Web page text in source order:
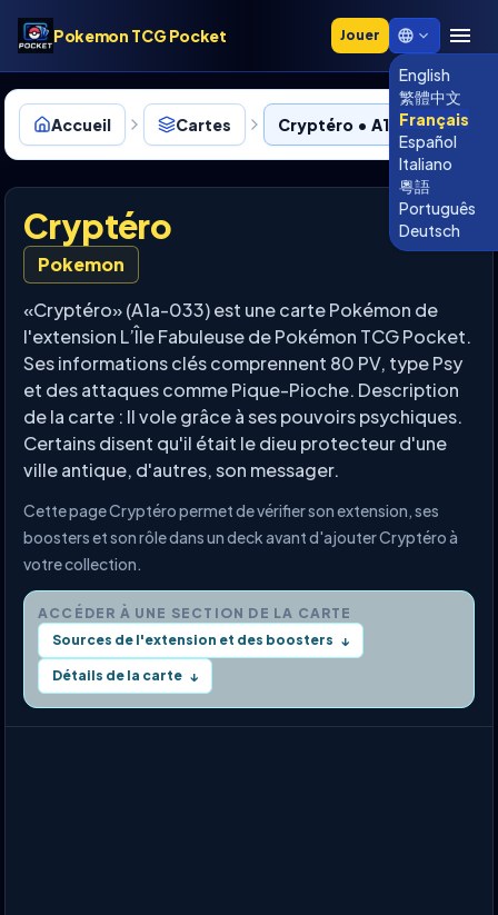
Pokemon TCG Pocket Jouer
English
繁體中文
Français
Español
Italiano
粵語
Português
Deutsch
Accueil Cartes Cryptéro • A1a-033
Cryptéro
Pokemon
«Cryptéro» (A1a-033) est une carte Pokémon de
l'extension L’Île Fabuleuse de Pokémon TCG Pocket.
Ses informations clés comprennent 80 PV, type Psy
et des attaques comme Pique-Pioche. Description
de la carte : Il vole grâce à ses pouvoirs psychiques.
Certains disent qu'il était le dieu protecteur d'une
ville antique, d'autres, son messager.
Cette page Cryptéro permet de vérifier son extension, ses
boosters et son rôle dans un deck avant d'ajouter Cryptéro à
votre collection.
ACCÉDER À UNE SECTION DE LA CARTE
Sources de l'extension et des boosters ↓
Détails de la carte ↓